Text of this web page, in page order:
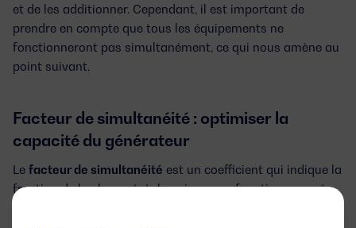
et de les additionner. Cependant, il est important de
prendre en compte que tous les équipements ne
fonctionneront pas simultanément, ce qui nous amène au
point suivant.
Facteur de simultanéité : optimiser la
capacité du générateur
Le facteur de simultanéité est un coefficient qui indique la
fraction de la charge totale qui sera en fonctionnement